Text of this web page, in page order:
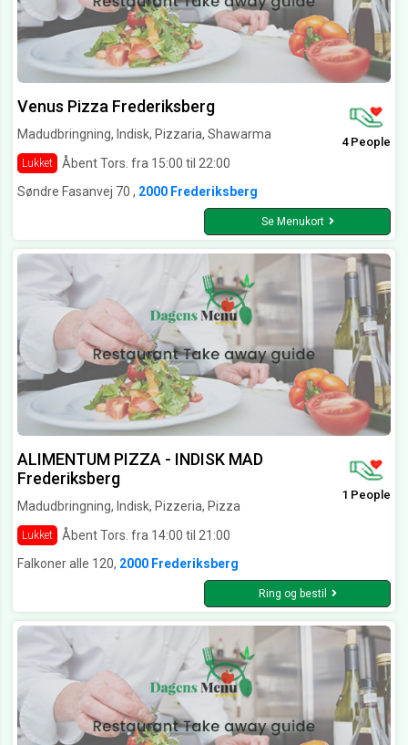
Venus Pizza Frederiksberg
Madudbringning, Indisk, Pizzaria, Shawarma
Lukket Åbent Tors. fra 15:00 til 22:00
4 People
Søndre Fasanvej 70 , 2000 Frederiksberg
Se Menukort
ALIMENTUM PIZZA - INDISK MAD
Frederiksberg
Madudbringning, Indisk, Pizzeria, Pizza
Lukket Åbent Tors. fra 14:00 til 21:00
1 People
Falkoner alle 120, 2000 Frederiksberg
Ring og bestil